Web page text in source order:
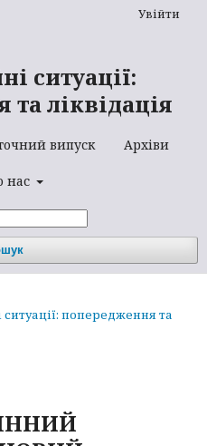
ситуації:
ліквідація
випуск Архіви
нас
Увійти
попередження та